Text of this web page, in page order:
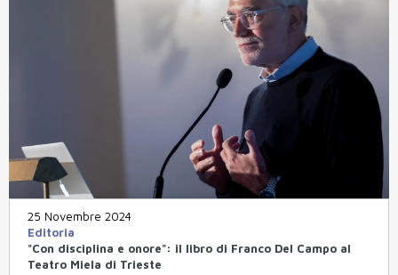
25 Novembre 2024
Editoria
"Con disciplina e onore": il libro di Franco Del Campo al
Teatro Miela di Trieste